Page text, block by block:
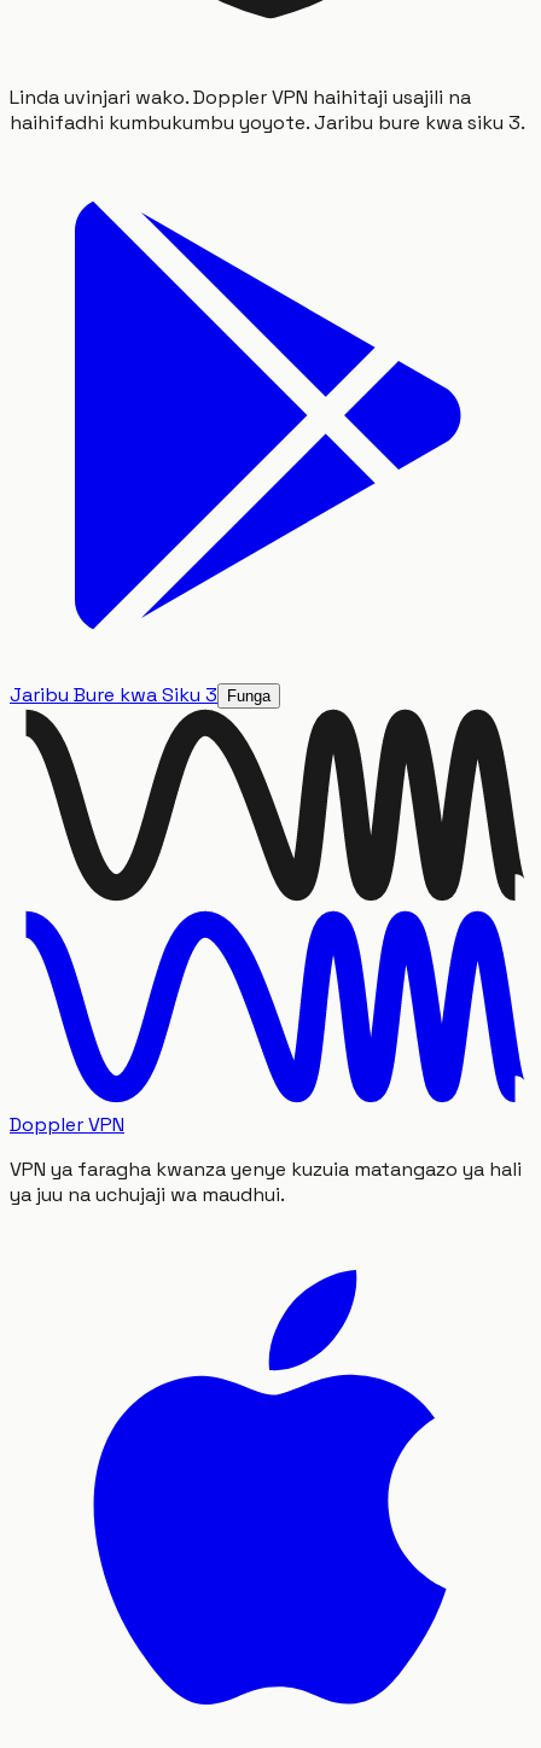
Linda uvinjari wako. Doppler VPN haihitaji usajili na
haihifadhi kumbukumbu yoyote. Jaribu bure kwa siku 3.
Jaribu Bure kwa Siku 3 Funga
Doppler VPN
VPN ya faragha kwanza yenye kuzuia matangazo ya hali
ya juu na uchujaji wa maudhui.